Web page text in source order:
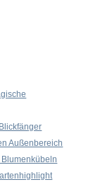
Außenbereich